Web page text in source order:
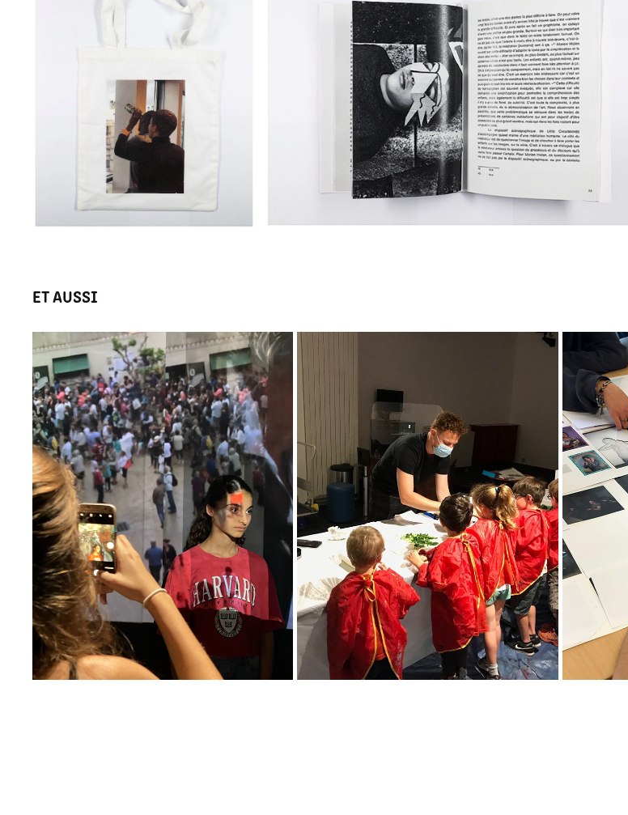
ET AUSSI
STAGE PHOTO ADOS
2022
ROUVRIR LE MONDE
2021